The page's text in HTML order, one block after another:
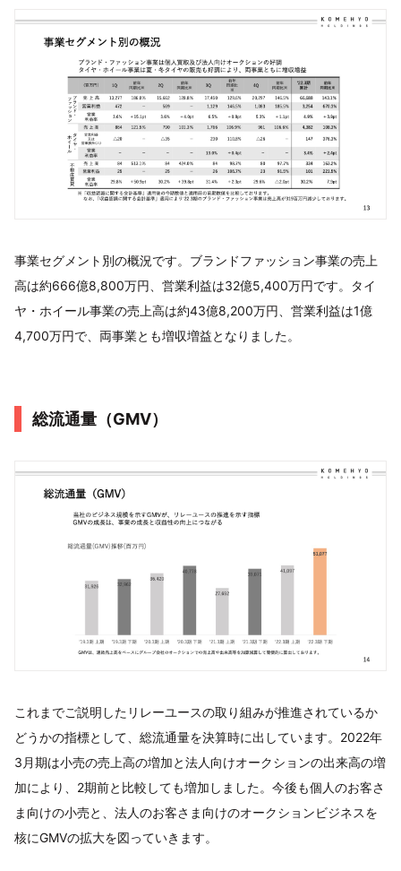
事業セグメント別の概況です。ブランドファッション事業の売上
高は約666億8,800万円、営業利益は32億5,400万円です。タイ
ヤ・ホイール事業の売上高は約43億8,200万円、営業利益は1億
4,700万円で、両事業とも増収増益となりました。
総流通量（GMV）
これまでご説明したリレーユースの取り組みが推進されているか
どうかの指標として、総流通量を決算時に出しています。2022年
3月期は小売の売上高の増加と法人向けオークションの出来高の増
加により、2期前と比較しても増加しました。今後も個人のお客さ
ま向けの小売と、法人のお客さま向けのオークションビジネスを
核にGMVの拡大を図っていきます。